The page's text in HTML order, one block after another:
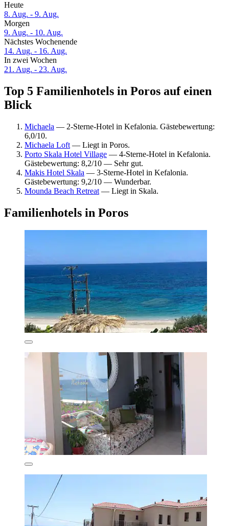
Heute
8. Aug. - 9. Aug.
Morgen
9. Aug. - 10. Aug.
Nächstes Wochenende
14. Aug. - 16. Aug.
In zwei Wochen
21. Aug. - 23. Aug.
Top 5 Familienhotels in Poros auf einen
Blick
Michaela — 2-Sterne-Hotel in Kefalonia. Gästebewertung:
6,0/10.
Michaela Loft — Liegt in Poros.
Porto Skala Hotel Village — 4-Sterne-Hotel in Kefalonia.
Gästebewertung: 8,2/10 — Sehr gut.
Makis Hotel Skala — 3-Sterne-Hotel in Kefalonia.
Gästebewertung: 9,2/10 — Wunderbar.
Mounda Beach Retreat — Liegt in Skala.
Familienhotels in Poros